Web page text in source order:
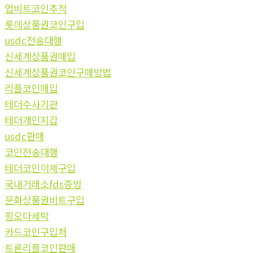
업비트코인추적
롯데상품권코인구입
usdc전송대행
신세계상품권매입
신세계상품권코인구매방법
리플코인매입
테더수사기관
테더개인지갑
usdc판매
코인전송대행
테더코인이체구입
국내거래소fds증빙
문화상품권비트구입
핑오다세탁
카드코인구입처
트론리플코인판매